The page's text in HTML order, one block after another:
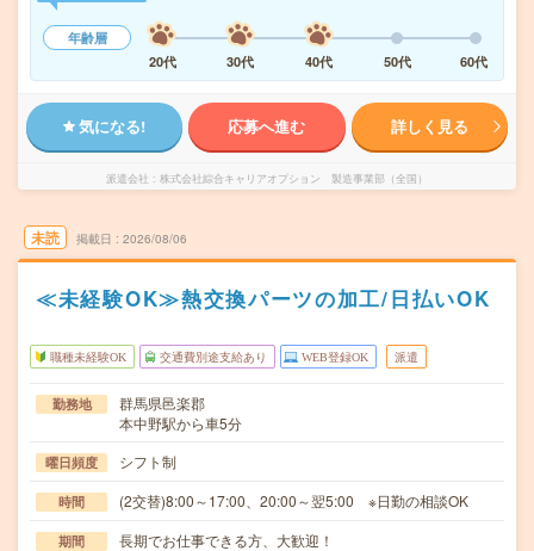
年齢層
20代
30代 40代 50代 60代
気になる! 応募へ進む 詳しく見る
派遣会社 株式会社綜合キャリアオプション 製造事業部（全国）
未読 掲載日 2026/08/06
≪未経験OK≫熱交換パーツの加工/日払いOK
職種未経験OK 交通費別途支給あり WEB登録OK 派遣
勤務地
群馬県邑楽郡
本中野駅から車5分
曜日頻度 シフト制
時間 (2交替)8:00～17:00、20:00～翌5:00 ※日勤の相談OK
期間 長期でお仕事できる方、大歓迎！